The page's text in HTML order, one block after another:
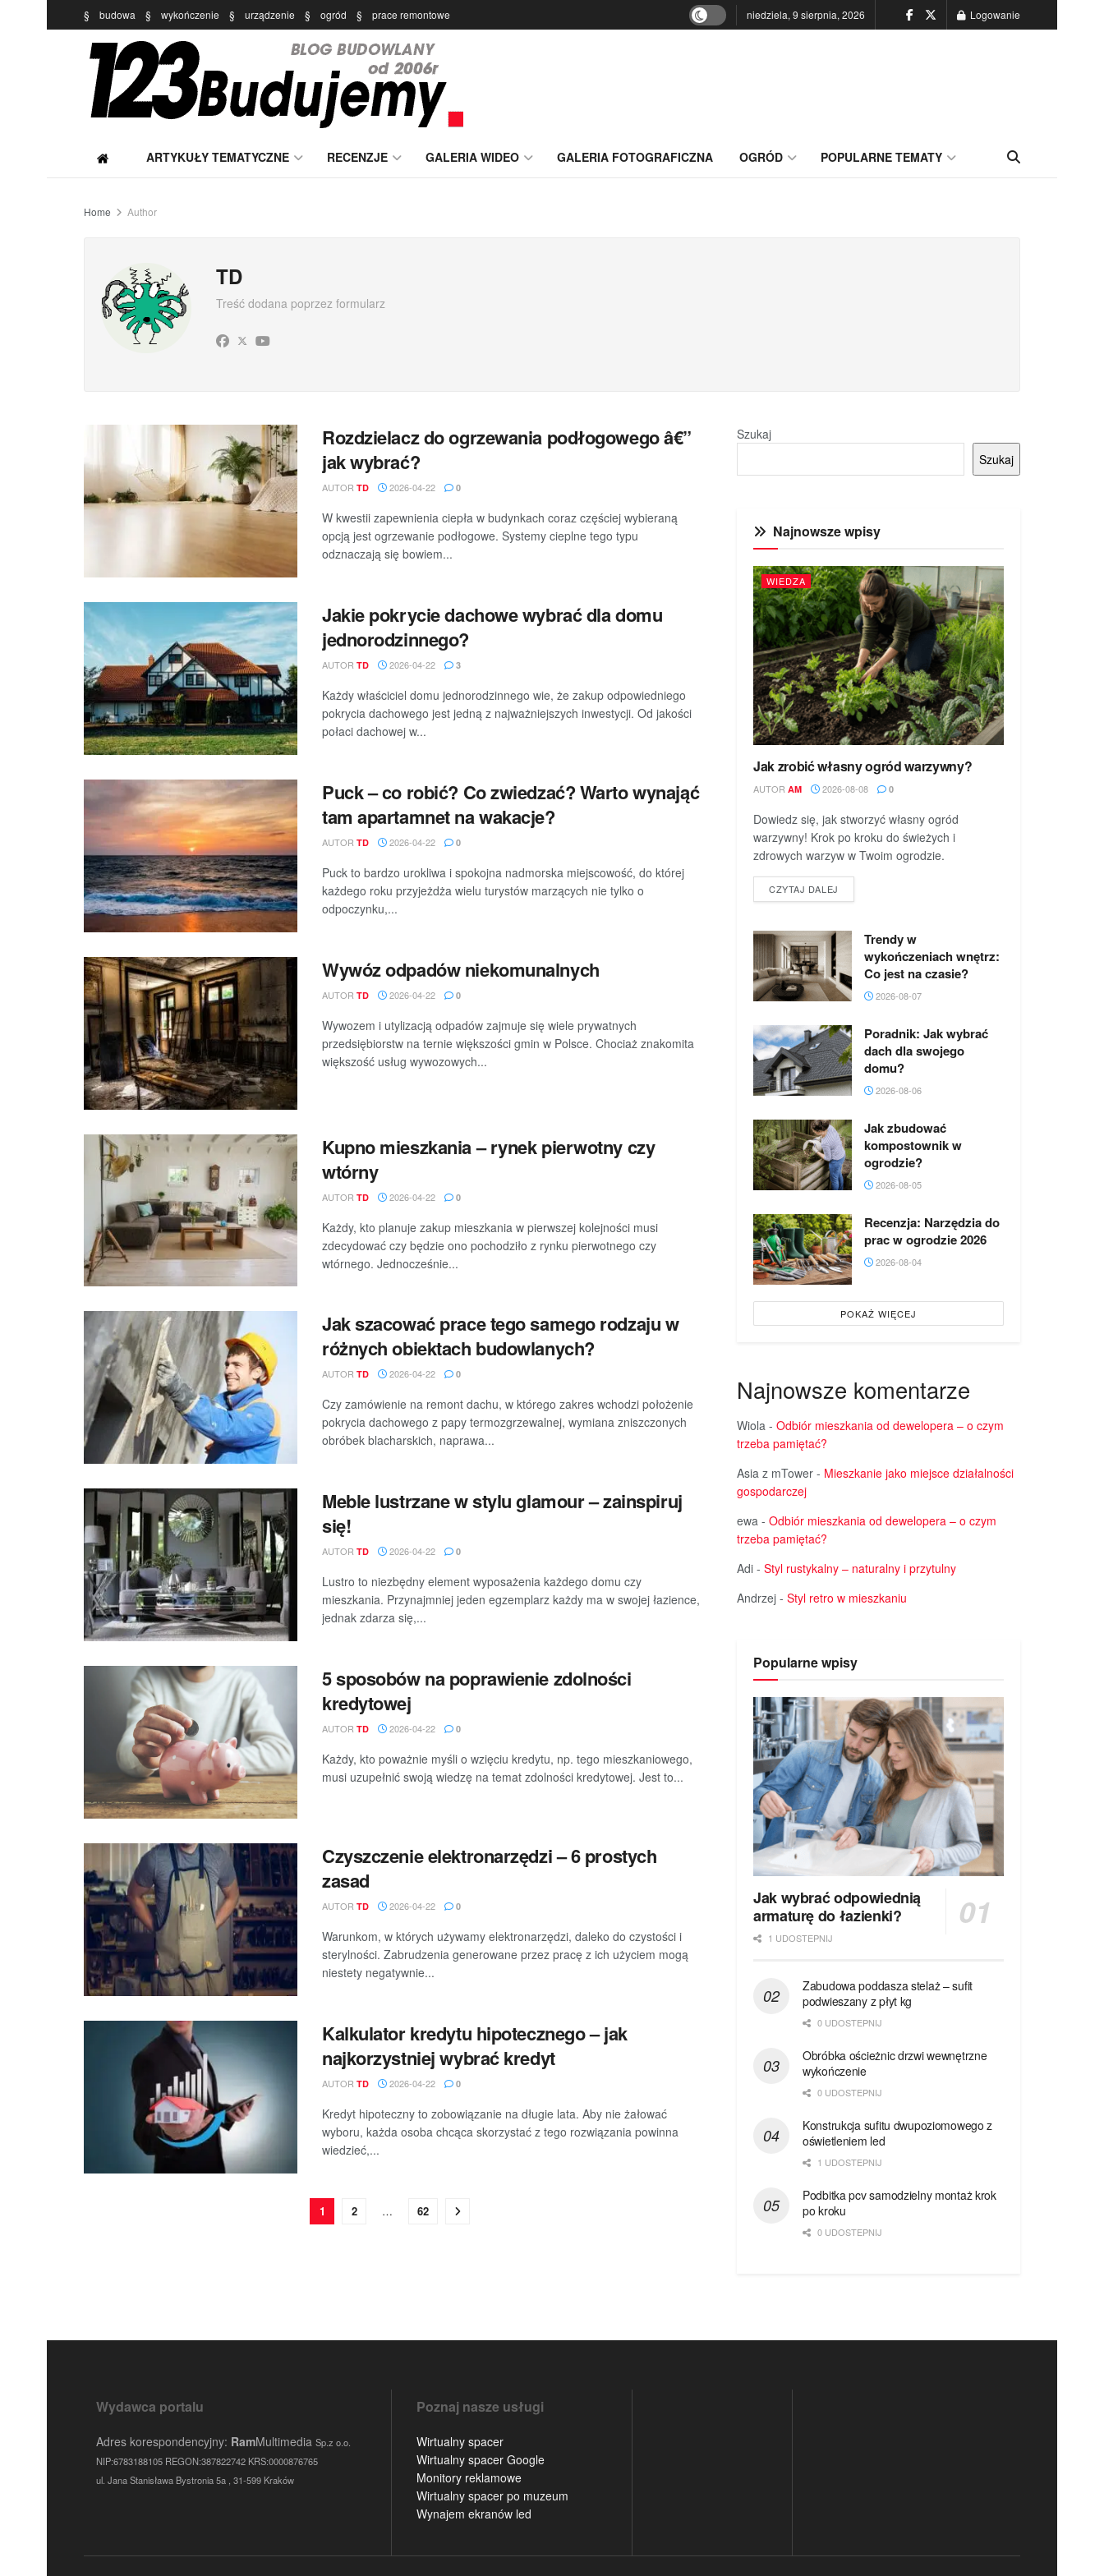
§ budowa § wykończenie § urządzenie § ogród § prace remontowe niedziela, 9 sierpnia, 2026 Logowanie
ARTYKUŁY TEMATYCZNE RECENZJE GALERIA WIDEO GALERIA FOTOGRAFICZNA OGRÓD POPULARNE TEMATY
Home Author
TD
Treść dodana poprzez formularz
Rozdzielacz do ogrzewania podłogowego â€”
jak wybrać?
AUTOR TD 2026-04-22 0
W kwestii zapewnienia ciepła w budynkach coraz częściej wybieraną
opcją jest ogrzewanie podłogowe. Systemy cieplne tego typu
odznaczają się bowiem...
Jakie pokrycie dachowe wybrać dla domu
jednorodzinnego?
AUTOR TD 2026-04-22 3
Każdy właściciel domu jednorodzinnego wie, że zakup odpowiedniego
pokrycia dachowego jest jedną z najważniejszych inwestycji. Od jakości
połaci dachowej w...
Puck – co robić? Co zwiedzać? Warto wynająć
tam apartamnet na wakacje?
AUTOR TD 2026-04-22 0
Puck to bardzo urokliwa i spokojna nadmorska miejscowość, do której
każdego roku przyjeżdża wielu turystów marzących nie tylko o
odpoczynku,...
Wywóz odpadów niekomunalnych
AUTOR TD 2026-04-22 0
Wywozem i utylizacją odpadów zajmuje się wiele prywatnych
przedsiębiorstw na ternie większości gmin w Polsce. Chociaż znakomita
większość usług wywozowych...
Kupno mieszkania – rynek pierwotny czy
wtórny
AUTOR TD 2026-04-22 0
Każdy, kto planuje zakup mieszkania w pierwszej kolejności musi
zdecydować czy będzie ono pochodziło z rynku pierwotnego czy
wtórnego. Jednocześnie...
Jak szacować prace tego samego rodzaju w
różnych obiektach budowlanych?
AUTOR TD 2026-04-22 0
Czy zamówienie na remont dachu, w którego zakres wchodzi położenie
pokrycia dachowego z papy termozgrzewalnej, wymiana zniszczonych
obróbek blacharskich, naprawa...
Meble lustrzane w stylu glamour – zainspiruj
się!
AUTOR TD 2026-04-22 0
Lustro to niezbędny element wyposażenia każdego domu czy
mieszkania. Przynajmniej jeden egzemplarz każdy ma w swojej łazience,
jednak zdarza się,...
5 sposobów na poprawienie zdolności
kredytowej
AUTOR TD 2026-04-22 0
Każdy, kto poważnie myśli o wzięciu kredytu, np. tego mieszkaniowego,
musi uzupełnić swoją wiedzę na temat zdolności kredytowej. Jest to...
Czyszczenie elektronarzędzi – 6 prostych
zasad
AUTOR TD 2026-04-22 0
Warunkom, w których używamy elektronarzędzi, daleko do czystości i
sterylności. Zabrudzenia generowane przez pracę z ich użyciem mogą
niestety negatywnie...
Kalkulator kredytu hipotecznego – jak
najkorzystniej wybrać kredyt
AUTOR TD 2026-04-22 0
Kredyt hipoteczny to zobowiązanie na długie lata. Aby nie żałować
wyboru, każda osoba chcąca skorzystać z tego rozwiązania powinna
wiedzieć,...
1 2 … 62
Szukaj
Szukaj
Najnowsze wpisy
WIEDZA
Jak zrobić własny ogród warzywny?
AUTOR AM 2026-08-08 0
Dowiedz się, jak stworzyć własny ogród
warzywny! Krok po kroku do świeżych i
zdrowych warzyw w Twoim ogrodzie.
CZYTAJ DALEJ
Trendy w
wykończeniach wnętrz:
Co jest na czasie?
2026-08-07
Poradnik: Jak wybrać
dach dla swojego
domu?
2026-08-06
Jak zbudować
kompostownik w
ogrodzie?
2026-08-05
Recenzja: Narzędzia do
prac w ogrodzie 2026
2026-08-04
POKAŻ WIĘCEJ
Najnowsze komentarze
Wiola - Odbiór mieszkania od dewelopera – o czym
trzeba pamiętać?
Asia z mTower - Mieszkanie jako miejsce działalności
gospodarczej
ewa - Odbiór mieszkania od dewelopera – o czym
trzeba pamiętać?
Adi - Styl rustykalny – naturalny i przytulny
Andrzej - Styl retro w mieszkaniu
Popularne wpisy
Jak wybrać odpowiednią
armaturę do łazienki?
1 UDOSTEPNIJ
Zabudowa poddasza stelaż – sufit
podwieszany z płyt kg
0 UDOSTEPNIJ
Obróbka ościeżnic drzwi wewnętrzne
wykończenie
0 UDOSTEPNIJ
Konstrukcja sufitu dwupoziomowego z
oświetleniem led
1 UDOSTEPNIJ
Podbitka pcv samodzielny montaż krok
po kroku
0 UDOSTEPNIJ
Wydawca portalu
Adres korespondencyjny: RamMultimedia Sp.z o.o.
NIP:6783188105 REGON:387822742 KRS:0000876765
ul. Jana Stanisława Bystronia 5a , 31-599 Kraków
Poznaj nasze usługi
Wirtualny spacer
Wirtualny spacer Google
Monitory reklamowe
Wirtualny spacer po muzeum
Wynajem ekranów led